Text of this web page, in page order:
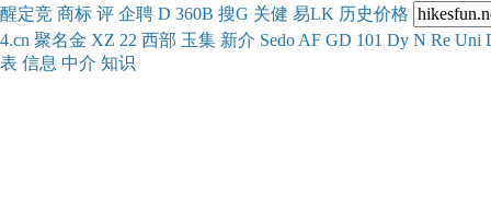
醒定竞 商标 评 企聘 D 360B 搜G 关健 易LK 历史价格
4.cn 聚名金 XZ 22 西部 玉集 新介 Sedo AF GD 101 Dy N Re Uni
表 信息 中介 知识